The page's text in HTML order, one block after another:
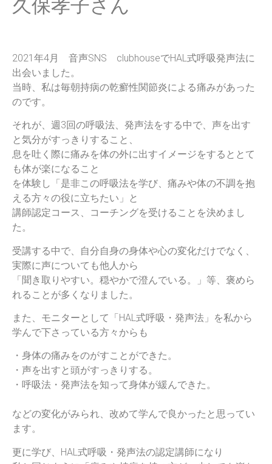
久保孝子さん
2021年4月 音声SNS clubhouseでHAL式呼吸発声法に
出会いました。
当時、私は毎朝持病の乾癬性関節炎による痛みがあった
のです。
それが、週3回の呼吸法、発声法をする中で、声を出す
と気分がすっきりすること、
息を吐く際に痛みを体の外に出すイメージをするととて
も体が楽になること
を体験し「是非この呼吸法を学び、痛みや体の不調を抱
える方々の役に立ちたい」と
講師認定コース、コーチングを受けることを決めまし
た。
受講する中で、自分自身の身体や心の変化だけでなく、
実際に声についても他人から
「聞き取りやすい。穏やかで澄んでいる。」等、褒めら
れることが多くなりました。
また、モニターとして「HAL式呼吸・発声法」を私から
学んで下さっている方々からも
・身体の痛みをのがすことができた。
・声を出すと頭がすっきりする。
・呼吸法・発声法を知って身体が緩んできた。
などの変化がみられ、改めて学んで良かったと思ってい
ます。
更に学び、HAL式呼吸・発声法の認定講師になり